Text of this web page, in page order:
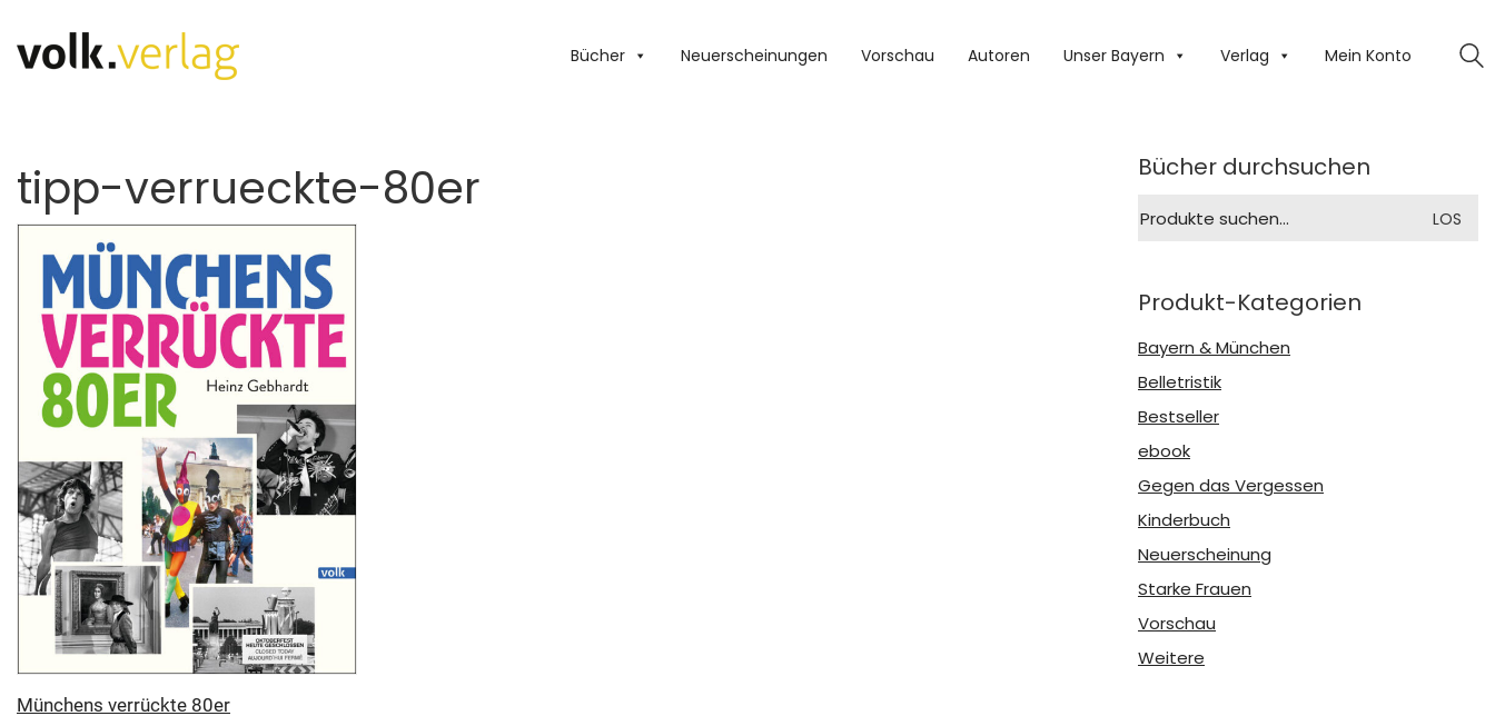
Bücher Neuerscheinungen Vorschau Autoren Unser Bayern Verlag Mein Konto
tipp-verrueckte-80er
Münchens verrückte 80er
Bücher durchsuchen
nach:
LOS
Produkt-Kategorien
Bayern & München
Belletristik
Bestseller
ebook
Gegen das Vergessen
Kinderbuch
Neuerscheinung
Starke Frauen
Vorschau
Weitere